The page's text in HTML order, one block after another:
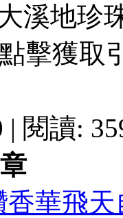
溪地珍
擊獲取
| 閱讀:
華飛